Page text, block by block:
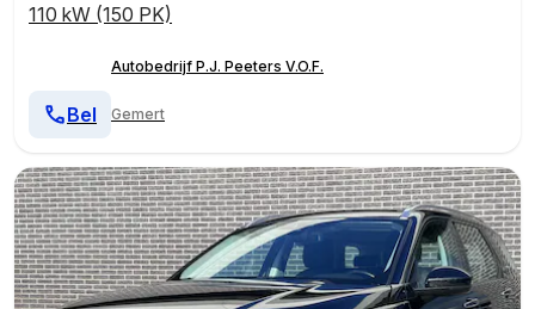
110 kW (150 PK)
Autobedrijf P.J. Peeters V.O.F.
Gemert
Bel